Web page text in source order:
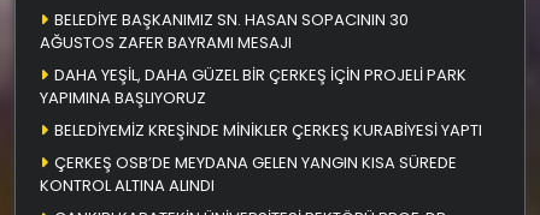
BELEDİYE BAŞKANIMIZ SN. HASAN SOPACININ 30
AĞUSTOS ZAFER BAYRAMI MESAJI
DAHA YEŞİL, DAHA GÜZEL BİR ÇERKEŞ İÇİN PROJELİ PARK
YAPIMINA BAŞLIYORUZ
BELEDİYEMİZ KREŞİNDE MİNİKLER ÇERKEŞ KURABİYESİ YAPTI
ÇERKEŞ OSB’DE MEYDANA GELEN YANGIN KISA SÜREDE
KONTROL ALTINA ALINDI